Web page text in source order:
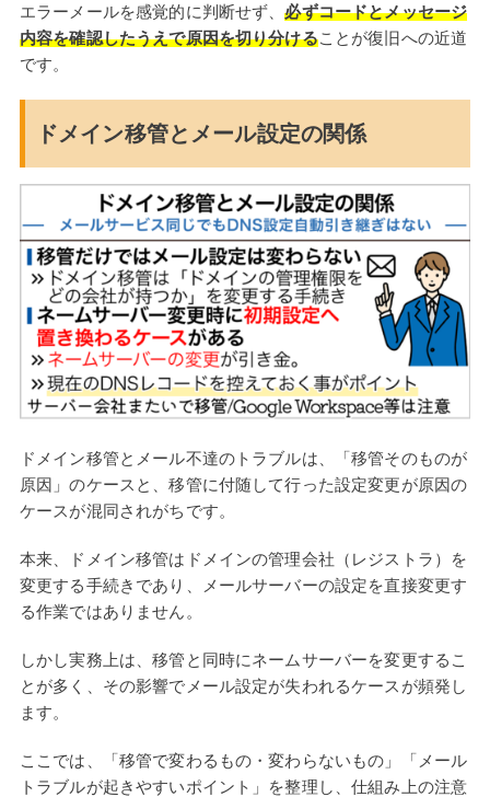
エラーメールを感覚的に判断せず、必ずコードとメッセージ
内容を確認したうえで原因を切り分けることが復旧への近道
です。
ドメイン移管とメール設定の関係
ドメイン移管とメール不達のトラブルは、「移管そのものが
原因」のケースと、移管に付随して行った設定変更が原因の
ケースが混同されがちです。
本来、ドメイン移管はドメインの管理会社（レジストラ）を
変更する手続きであり、メールサーバーの設定を直接変更す
る作業ではありません。
しかし実務上は、移管と同時にネームサーバーを変更するこ
とが多く、その影響でメール設定が失われるケースが頻発し
ます。
ここでは、「移管で変わるもの・変わらないもの」「メール
トラブルが起きやすいポイント」を整理し、仕組み上の注意